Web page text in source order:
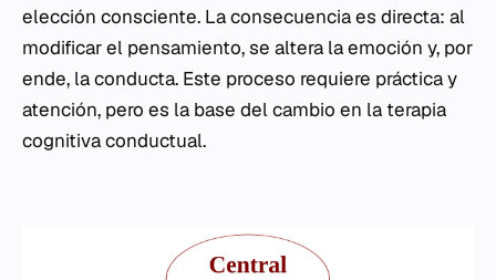
elección consciente. La consecuencia es directa: al
modificar el pensamiento, se altera la emoción y, por
ende, la conducta. Este proceso requiere práctica y
atención, pero es la base del cambio en la terapia
cognitiva conductual.